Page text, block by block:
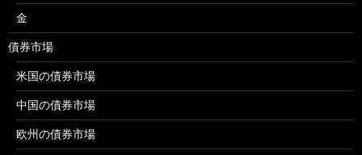
金
債券市場
米国の債券市場
中国の債券市場
欧州の債券市場